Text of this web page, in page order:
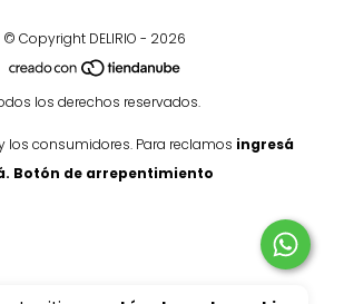
© Copyright DELIRIO - 2026
los derechos reservados.
los consumidores. Para reclamos ingresá
Botón de arrepentimiento